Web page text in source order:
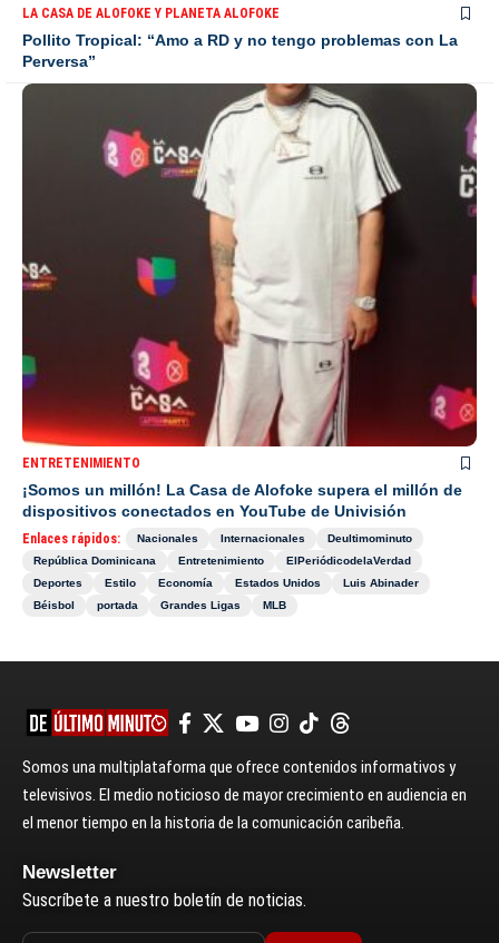
LA CASA DE ALOFOKE Y PLANETA ALOFOKE
Pollito Tropical: “Amo a RD y no tengo problemas con La
Perversa”
ENTRETENIMIENTO
¡Somos un millón! La Casa de Alofoke supera el millón de
dispositivos conectados en YouTube de Univisión
Enlaces rápidos: Nacionales Internacionales
Deultimominuto
República Dominicana
Entretenimiento
ElPeriódicodelaVerdad
Deportes
Estilo Economía Estados Unidos
Luis Abinader
Béisbol
portada Grandes Ligas MLB
Somos una multiplataforma que ofrece contenidos informativos y
televisivos. El medio noticioso de mayor crecimiento en audiencia en
el menor tiempo en la historia de la comunicación caribeña.
Newsletter
Suscríbete a nuestro boletín de noticias.